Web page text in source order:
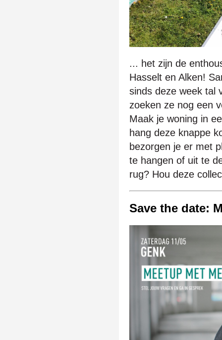
... het zijn de
Hasselt en Alken!
sinds deze week tal
zoeken ze nog een
Maak je woning in
hang deze knappe
bezorgen je er met
te hangen of uit te
rug? Hou deze
Save the date: